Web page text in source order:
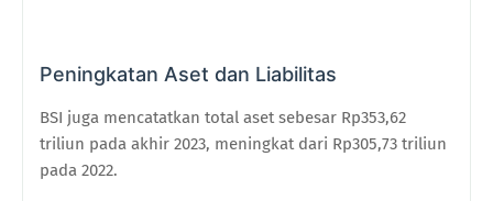
Peningkatan Aset dan Liabilitas
BSI juga mencatatkan total aset sebesar Rp353,62
triliun pada akhir 2023, meningkat dari Rp305,73 triliun
pada 2022.